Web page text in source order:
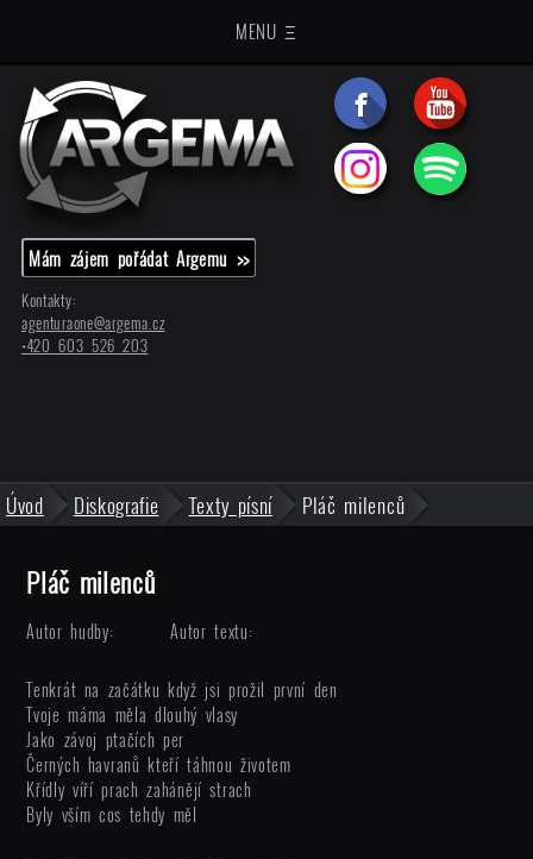
MENU Ξ
Mám zájem pořádat Argemu >>
Kontakty:
agenturaone@argema.cz
+420 603 526 203
Úvod Diskografie Texty písní Pláč milenců
Pláč milenců
Autor hudby: Autor textu:
Tenkrát na začátku když jsi prožil první den
Tvoje máma měla dlouhý vlasy
Jako závoj ptačích per
Černých havranů kteří táhnou životem
Křídly víří prach zahánějí strach
Byly vším cos tehdy měl